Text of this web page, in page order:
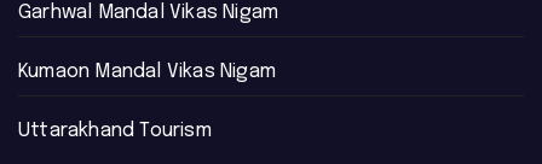
Garhwal Mandal Vikas Nigam
Kumaon Mandal Vikas Nigam
Uttarakhand Tourism